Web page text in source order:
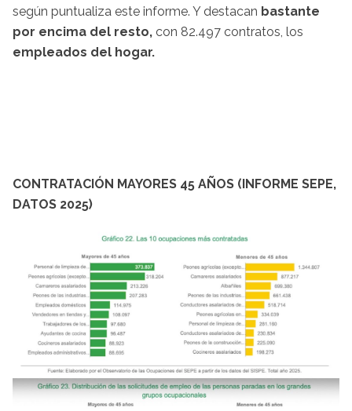
según puntualiza este informe. Y destacan bastante
por encima del resto, con 82.497 contratos, los
empleados del hogar.
CONTRATACIÓN MAYORES 45 AÑOS (INFORME SEPE,
DATOS 2025)